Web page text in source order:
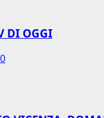
DI OGGI
0